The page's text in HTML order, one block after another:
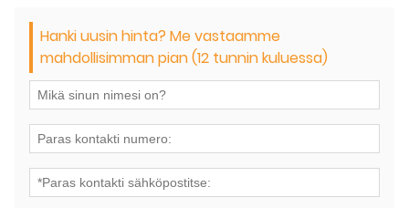
Hanki uusin hinta? Me vastaamme
mahdollisimman pian (12 tunnin kuluessa)